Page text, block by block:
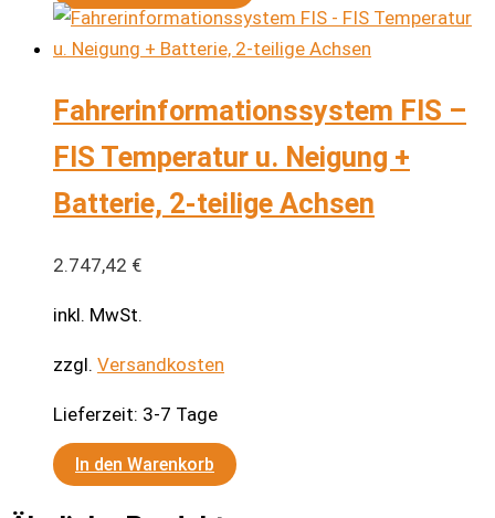
Produkt
weist
Varianten
Die
Optionen
Fahrerinformationssystem FIS –
FIS Temperatur u. Neigung +
Batterie, 2-teilige Achsen
2.747,42 €
inkl. MwSt.
zzgl. Versandkosten
Lieferzeit: 3-7 Tage
In den Warenkorb